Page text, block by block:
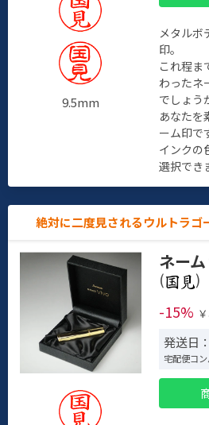
9.5mm
メタルボ
印。
これ程ま
わったネ
でしょう
あなたを
ーム印で
インクの
選択でき
絶対に二度見されるウルトラゴ
ネー
(
)
-15% ￥
発送日
宅配便コン